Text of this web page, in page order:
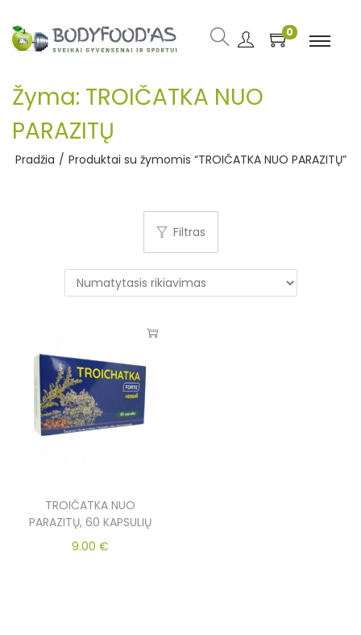
0
Žyma: TROIČATKA NUO
PARAZITŲ
Pradžia / Produktai su žymomis “TROIČATKA NUO PARAZITŲ”
Filtras
TROIČATKA NUO
PARAZITŲ, 60 KAPSULIŲ
9.00 €